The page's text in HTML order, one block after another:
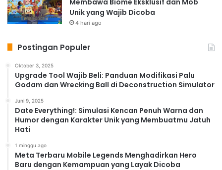
Unik yang Wajib Dicoba
4 hari ago
Postingan Populer
Oktober 3, 2025
Upgrade Tool Wajib Beli: Panduan Modifikasi Palu
Godam dan Wrecking Ball di Deconstruction Simulator
Juni 9, 2025
Date Everything!: Simulasi Kencan Penuh Warna dan
Humor dengan Karakter Unik yang Membuatmu Jatuh
Hati
1 minggu ago
Meta Terbaru Mobile Legends Menghadirkan Hero
Baru dengan Kemampuan yang Layak Dicoba